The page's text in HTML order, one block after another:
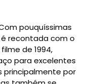
pouquíssimas
recontada com o
de 1994,
para excelentes
principalmente por